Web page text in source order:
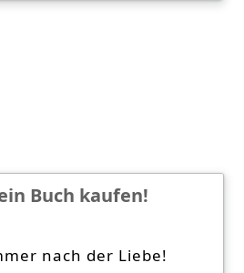
Buch kaufen!
nach der Liebe!